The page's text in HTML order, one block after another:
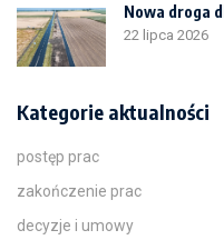
Nowa droga
22 lipca 2026
Kategorie aktualności
postęp prac
zakończenie prac
decyzje i umowy